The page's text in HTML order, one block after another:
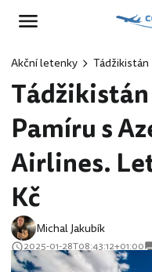
Akční letenky Tádžikistán
Pamíru s
Airlines.
Kč
Michal Jakubík
2025-01-28T08:43:12+01:00